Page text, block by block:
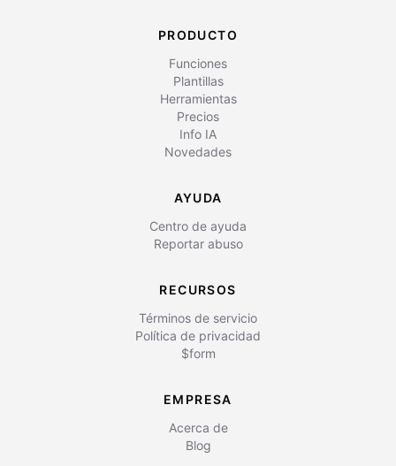
PRODUCTO
Funciones
Plantillas
Herramientas
Precios
Info IA
Novedades
AYUDA
Centro de ayuda
Reportar abuso
RECURSOS
Términos de servicio
Política de privacidad
$form
EMPRESA
Acerca de
Blog